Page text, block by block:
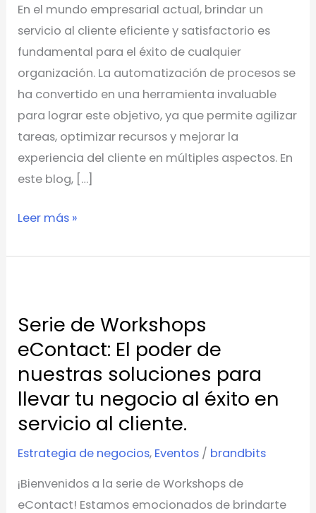
En el mundo empresarial actual, brindar un
servicio al cliente eficiente y satisfactorio es
fundamental para el éxito de cualquier
organización. La automatización de procesos se
ha convertido en una herramienta invaluable
para lograr este objetivo, ya que permite agilizar
tareas, optimizar recursos y mejorar la
experiencia del cliente en múltiples aspectos. En
este blog, […]
Leer más »
Serie de Workshops
eContact: El poder de
nuestras soluciones para
llevar tu negocio al éxito en
servicio al cliente.
Estrategia de negocios, Eventos / brandbits
¡Bienvenidos a la serie de Workshops de
eContact! Estamos emocionados de brindarte
Workshops
eContact:
El
poder
de
nuestras
soluciones